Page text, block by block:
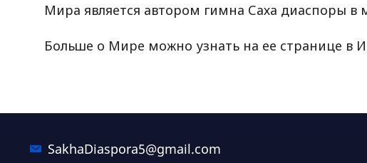
Мира является автором гимна Саха диаспоры
Больше о Мире можно узнать на ее странице в
SakhaDiaspora5@gmail.com